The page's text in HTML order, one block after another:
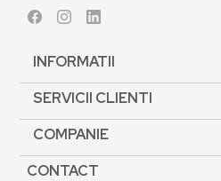
FacebookInstagram
INFORMATII
SERVICII CLIENTI
COMPANIE
CONTACT